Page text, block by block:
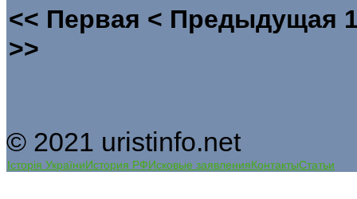
<< Первая < Предыдущая
>>
© 2021 uristinfo.net
Історія УкраїниИстория РФИсковые заявленияКонтактыСтатьи